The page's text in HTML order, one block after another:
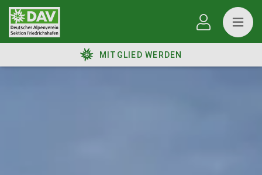
MITGLIED WERDEN